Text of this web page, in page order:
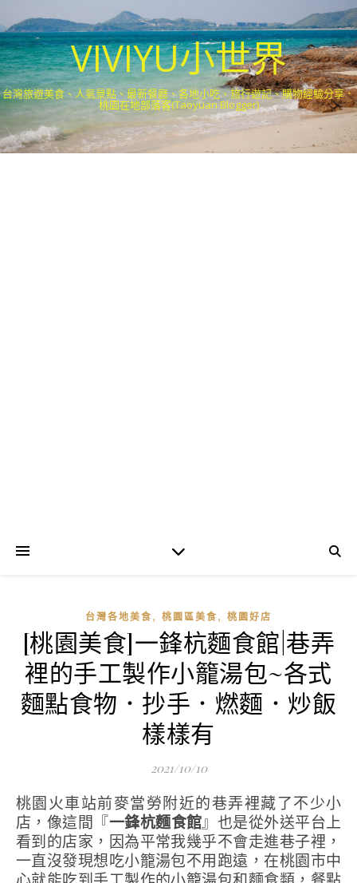
VIVIYU小世界
台灣旅遊美食、人氣景點、最新餐廳、各地小吃、旅行遊記、購物經驗分享．
桃園在地部落客(Taoyuan Blogger)
台灣各地美食 , 桃園區美食 , 桃園好店
[桃園美食]一鋒杭麵食館|巷弄
裡的手工製作小籠湯包~各式
麵點食物．抄手．燃麵．炒飯
樣樣有
2021/10/10
桃園火車站前麥當勞附近的巷弄裡藏了不少小
店，像這間『一鋒杭麵食館』也是從外送平台上
看到的店家，因為平常我幾乎不會走進巷子裡，
一直沒發現想吃小籠湯包不用跑遠，在桃園市中